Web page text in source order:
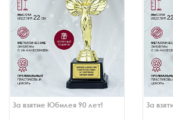
За взятие Юбилея 90 лет! За